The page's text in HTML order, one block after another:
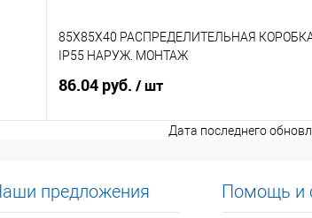
85X85X40 РАСПРЕДЕЛИТЕЛЬНАЯ
IP55 НАРУЖ. МОНТАЖ
86.04 руб. / шт
Дата последнего
предложения Помощь и